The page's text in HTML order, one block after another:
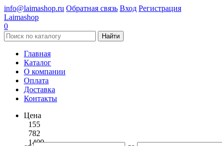
info@laimashop.ru Обратная связь Вход Регистрация
Laimashop
0
Найти
Главная
Каталог
О компании
Оплата
Доставка
Контакты
Цена
155
782
1409